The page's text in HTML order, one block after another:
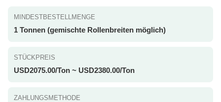
MINDESTBESTELLMENGE
1 Tonnen (gemischte Rollenbreiten möglich)
STÜCKPREIS
USD2075.00/Ton ~ USD2380.00/Ton
ZAHLUNGSMETHODE